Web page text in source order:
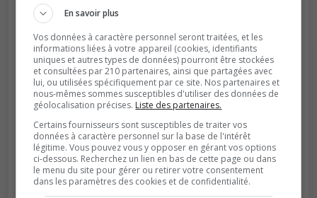
Soutient la communauté
Plus de visibilité = plus de joueurs
En savoir plus
Vos données à caractère personnel seront traitées, et les
informations liées à votre appareil (cookies, identifiants
uniques et autres types de données) pourront être stockées
et consultées par 210 partenaires, ainsi que partagées avec
lui, ou utilisées spécifiquement par ce site. Nos partenaires et
nous-mêmes sommes susceptibles d'utiliser des données de
géolocalisation précises. Liste des partenaires.
Certains fournisseurs sont susceptibles de traiter vos
données à caractère personnel sur la base de l'intérêt
légitime. Vous pouvez vous y opposer en gérant vos options
ci-dessous. Recherchez un lien en bas de cette page ou dans
le menu du site pour gérer ou retirer votre consentement
dans les paramètres des cookies et de confidentialité.